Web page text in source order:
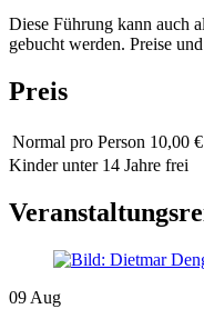
Diese Führung kann auch
gebucht werden. Preise
Preis
Normal pro Person 10,00 €
Kinder unter 14 Jahre frei
09 Aug